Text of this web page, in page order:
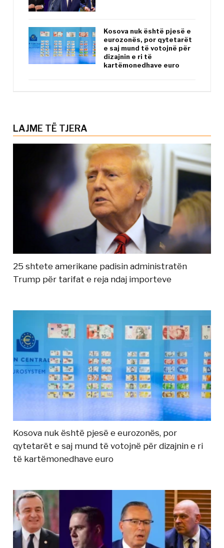
Kosova nuk është pjesë e
eurozonës, por qytetarët
e saj mund të votojnë për
dizajnin e ri të
kartëmonedhave euro
LAJME TË TJERA
25 shtete amerikane padisin administratën
Trump për tarifat e reja ndaj importeve
Kosova nuk është pjesë e eurozonës, por
qytetarët e saj mund të votojnë për dizajnin e ri
të kartëmonedhave euro